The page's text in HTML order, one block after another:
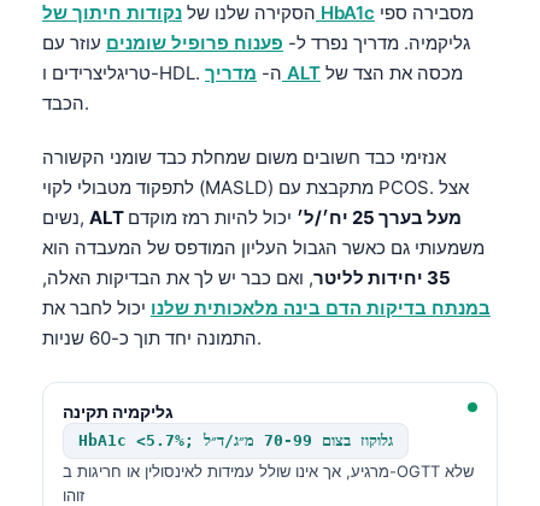
הסקירה שלנו של נקודות חיתוך של HbA1c
גליקמיה. מדריך נפרד ל- פענוח פרופיל שומנים עוזר עם
טריגליצרידים ו-HDL. ה- מדריך ALT
הכבד.
אנזימי כבד חשובים משום שמחלת כבד שומני הקשורה
לתפקוד מטבולי לקוי (MASLD) מתקבצת עם PCOS. אצל
נשים,
ALT מעל בערך 25 יח׳/ל׳
יכול להיות רמז מוקדם
משמעותי גם כאשר הגבול העליון המודפס של המעבדה הוא
35 יחידות לליטר
, ואם כבר יש לך את הבדיקות האלה,
במנתח בדיקות הדם בינה מלאכותית שלנו יכול לחבר את
התמונה יחד תוך כ-60 שניות.
גליקמיה תקינה
HbA1c <5.7%; גלוקוז בצום 70-99 מ״ג/ד״ל
מרגיע, אך אינו שולל עמידות לאינסולין או חריגות ב-OGTT שלא
זוהו
Українська
O‘zbekcha
Hrvatski
Slovenčina
پښتو
සිංහල
অসমীয়া